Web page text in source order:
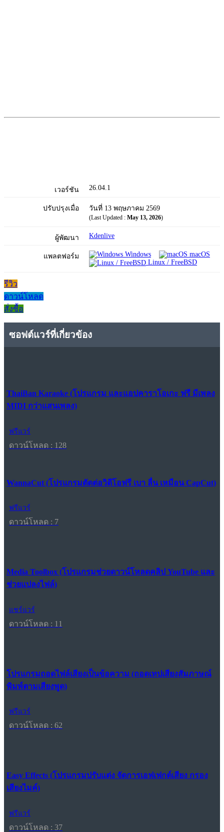
เวอร์ชัน 26.04.1
ปรับปรุงเมื่อ วันที่ 13 พฤษภาคม 2569
(Last Updated : May 13, 2026)
ผู้พัฒนา Kdenlive
แพลตฟอร์ม Windows
macOS
Linux / FreeBSD
รีวิว
ดาวน์โหลด
สั่งซื้อ
ซอฟต์แวร์ที่เกี่ยวข้อง
ThaiBan Karaoke (โปรแกรม และแอปคาราโอเกะ ฟรี มีเพลง
MIDI กว่าแสนเพลง)
ฟรีแวร์
ดาวน์โหลด : 128
WannaCut (โปรแกรมตัดต่อวิดีโอฟรี เบา ลื่น เหมือน CapCut)
ฟรีแวร์
ดาวน์โหลด : 7
Media Toolbox (โปรแกรมช่วยดาวน์โหลดคลิป YouTube และ
ช่วยแปลงไฟล์)
แชร์แวร์
ดาวน์โหลด : 11
โปรแกรมถอดไฟล์เสียงเป็นข้อความ (ถอดเทปเสียงสัมภาษณ์
พิมพ์ตามเสียงพูด)
ฟรีแวร์
ดาวน์โหลด : 62
Easy Effects (โปรแกรมปรับแต่ง จัดการเอฟเฟกต์เสียง กรอง
เสียงไมค์)
ฟรีแวร์
ดาวน์โหลด : 37